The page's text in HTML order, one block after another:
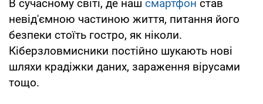
В сучасному світі, де наш смартфон став
невід'ємною частиною життя, питання його
безпеки стоїть гостро, як ніколи.
Кіберзловмисники постійно шукають нові
шляхи крадіжки даних, зараження вірусами
тощо.